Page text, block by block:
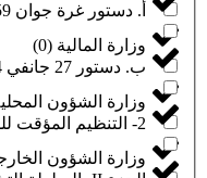
وزارة المالية (
0
)
وزارة الشؤون
وزارة الشؤون
أ. دستور غرة جوان 1959
ب. دستور 27 جانفي 2014
2- التنظيم المؤقت للسلط العمومية